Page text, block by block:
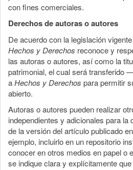
con fines comerciales.
Derechos de autoras o autores
De acuerdo con la legislación
Hechos y Derechos reconoce y
las autoras o autores, así como la
patrimonial, el cual será transferido
aHechos y Derechos para permitir
abierto.
Autoras o autores pueden realizar
independientes y adicionales para
de la versión del artículo publicado en
ejemplo, incluirlo en un repositorio
conocer en otros medios en papel o
se indique clara y explícitamente